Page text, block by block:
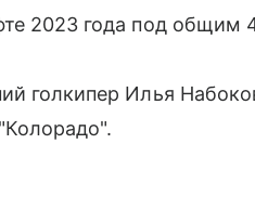
2023 года под
голкипер Илья